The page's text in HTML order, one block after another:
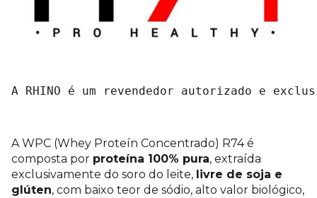
A RHINO é um revendedor autorizado e
A WPC (Whey Proteín Concentrado) R74 é
composta por proteína 100% pura, extraída
exclusivamente do soro do leite, livre de soja e
glúten, com baixo teor de sódio, alto valor biológico,